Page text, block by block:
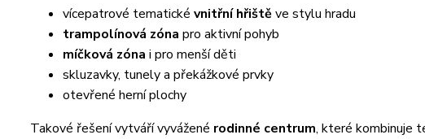
vícepatrové tematické vnitřní hřiště ve stylu hradu
trampolínová zóna pro aktivní pohyb
míčková zóna i pro menší děti
skluzavky, tunely a překážkové prvky
otevřené herní plochy
Takové řešení vytváří vyvážené rodinné centrum, které kombinuje